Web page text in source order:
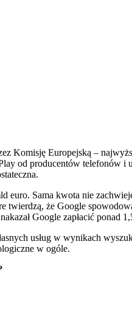
Komisję Europejską –
od producentów telefonów
euro. Sama kwota nie
że Google
Google zapłacić ponad
usług w wynikach
w ogóle.